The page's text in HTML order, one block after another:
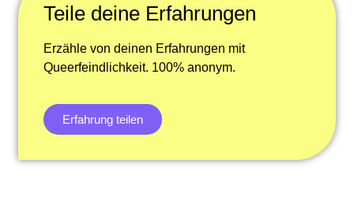
Teile deine Erfahrungen
Erzähle von deinen Erfahrungen mit
Queerfeindlichkeit. 100% anonym.
Erfahrung teilen